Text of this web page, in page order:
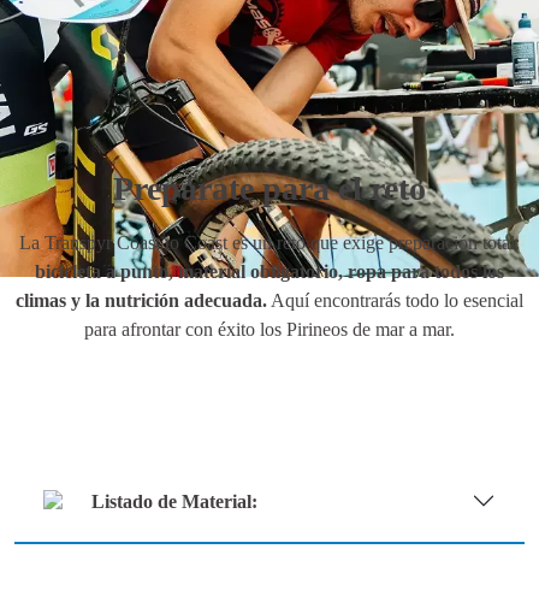
Prepárate para el reto
La Transpyr Coast to Coast es un reto que exige preparación total:
bicicleta a punto, material obligatorio, ropa para todos los
climas y la nutrición adecuada. Aquí encontrarás todo lo esencial
para afrontar con éxito los Pirineos de mar a mar.
Listado de Material: